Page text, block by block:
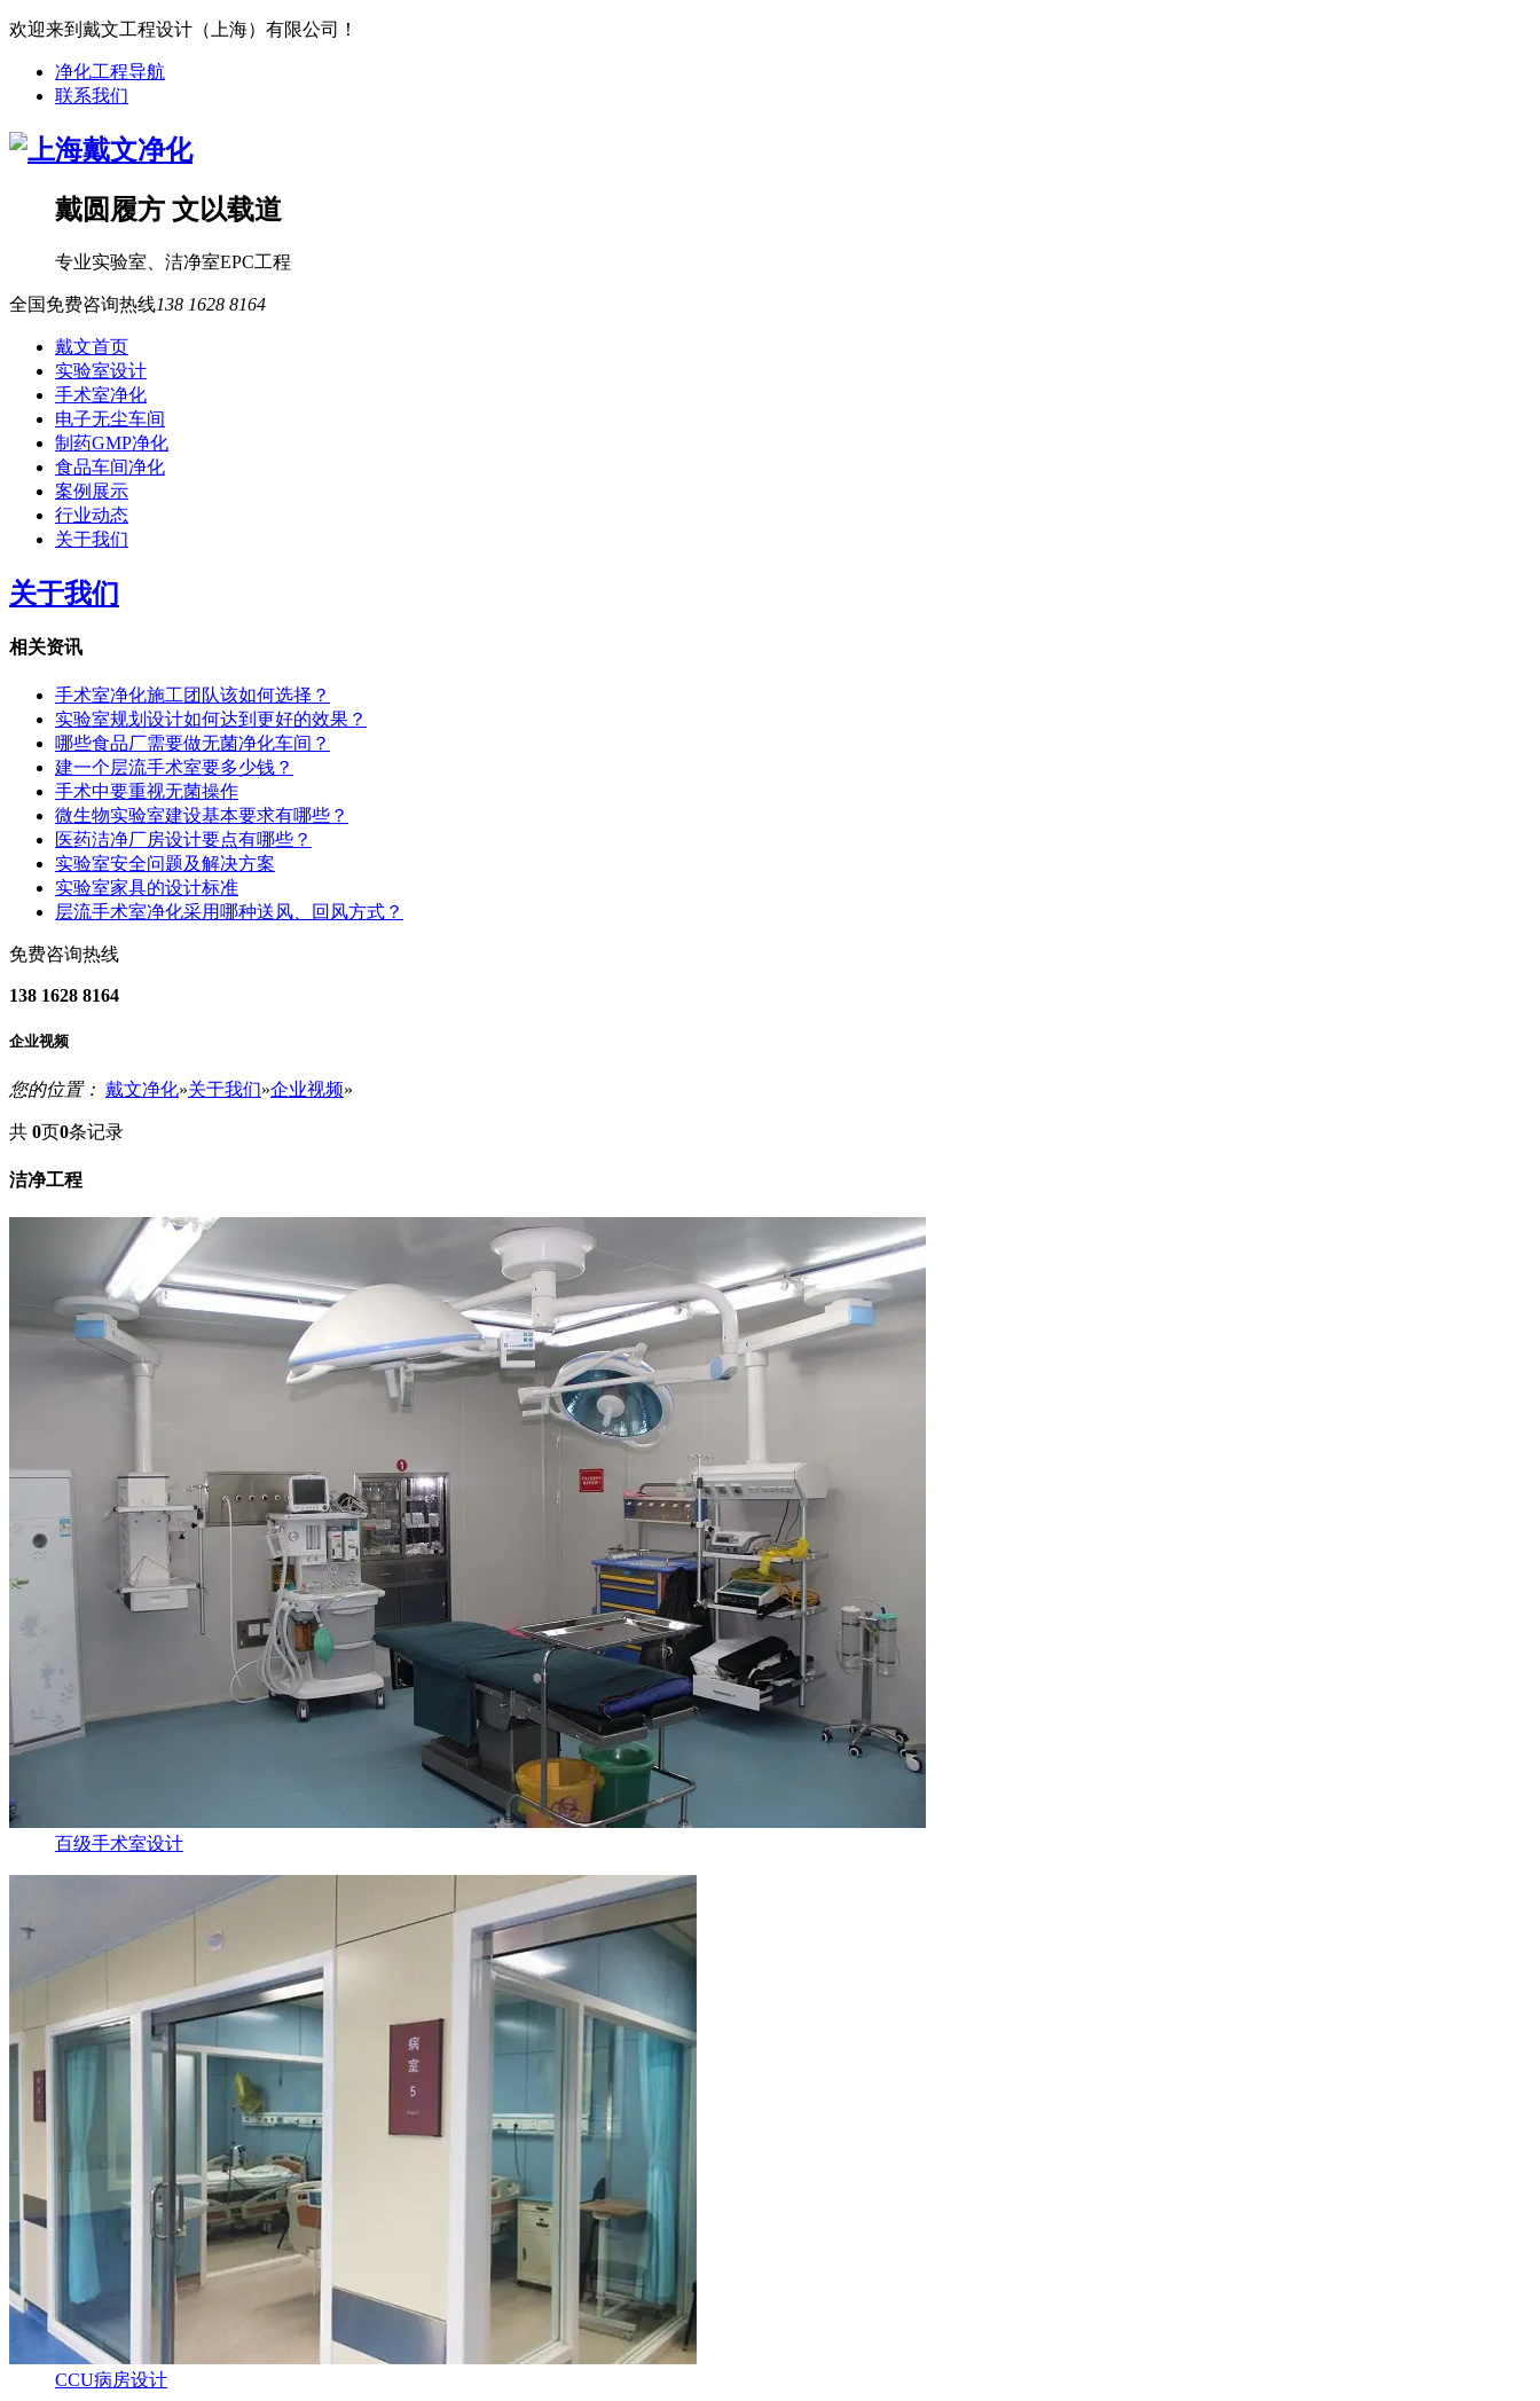
欢迎来到戴文工程设计（上海）有限公司！
净化工程导航
联系我们
戴圆履方 文以载道
专业实验室 洁净室EPC工程
全国免费咨询热线138 1628 8164
戴文首页
实验室设计
手术室净化
电子无尘车间
制药GMP净化
食品车间净化
案例展示
行业动态
关于我们
关于我们
相关资讯
手术室净化施工团队该如何选择？
实验室规划设计如何达到更好的效果？
哪些食品厂需要做无菌净化车间？
建一个层流手术室要多少钱？
手术中要重视无菌操作
微生物实验室建设基本要求有哪些？
医药洁净厂房设计要点有哪些？
实验室安全问题及解决方案
实验室家具的设计标准
层流手术室净化采用哪种送风、回风方式？
免费咨询热线
138 1628 8164
企业视频
您的位置： 戴文净化»关于我们»企业视频»
共 0页0条记录
洁净工程
百级手术室设计
CCU病房设计